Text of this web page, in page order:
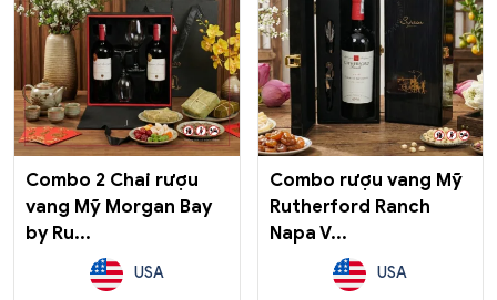
Combo 2 Chai rượu
vang Mỹ Morgan Bay
by Ru...
USA
Combo rượu vang Mỹ
Rutherford Ranch
Napa V...
USA
có
nhiều
biến
thể.
Các
tùy
chọn
có
thể
chọn